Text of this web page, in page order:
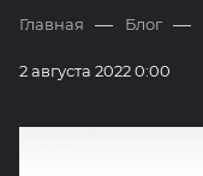
Главная — Блог —
2 августа 2022 0:00